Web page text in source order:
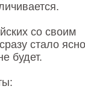
со своим
стало
будет.